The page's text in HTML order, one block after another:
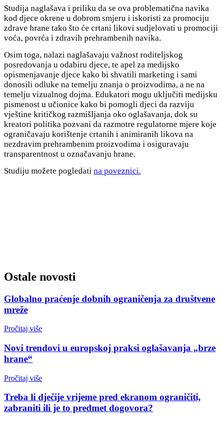
Studija naglašava i priliku da se ova problematična navika
kod djece okrene u dobrom smjeru i iskoristi za promociju
zdrave hrane tako što će crtani likovi sudjelovati u promociji
voća, povrća i zdravih prehrambenih navika.
Osim toga, nalazi naglašavaju važnost roditeljskog
posredovanja u odabiru djece, te apel za medijsko
opismenjavanje djece kako bi shvatili marketing i sami
donosili odluke na temelju znanja o proizvodima, a ne na
temelju vizualnog dojma. Edukatori mogu uključiti medijsku
pismenost u učionice kako bi pomogli djeci da razviju
vještine kritičkog razmišljanja oko oglašavanja, dok su
kreatori politika pozvani da razmotre regulatorne mjere koje
ograničavaju korištenje crtanih i animiranih likova na
nezdravim prehrambenim proizvodima i osiguravaju
transparentnost u označavanju hrane.
Studiju možete pogledati na poveznici.
Ostale novosti
Globalno praćenje dobnih ograničenja za društvene
mreže
Pročitaj više
Novi trendovi u europskoj praksi oglašavanja „brze
hrane“
Pročitaj više
Treba li dječije vrijeme pred ekranom ograničiti,
zabraniti ili je to predmet dogovora?